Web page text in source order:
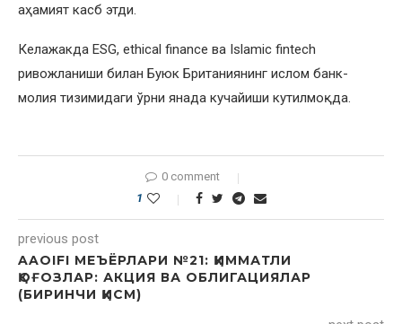
аҳамият касб этди.
Келажакда ESG, ethical finance ва Islamic fintech
ривожланиши билан Буюк Британиянинг ислом банк-
молия тизимидаги ўрни янада кучайиши кутилмоқда.
0 comment
1
previous post
AAOIFI МЕЪЁРЛАРИ №21: ҚИММАТЛИ
ҚОҒОЗЛАР: АКЦИЯ ВА ОБЛИГАЦИЯЛАР
(БИРИНЧИ ҚИСМ)